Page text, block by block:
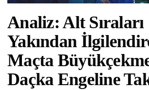
Analiz: Alt Sıraları
Yakından
Maçta
Daçka Engeline